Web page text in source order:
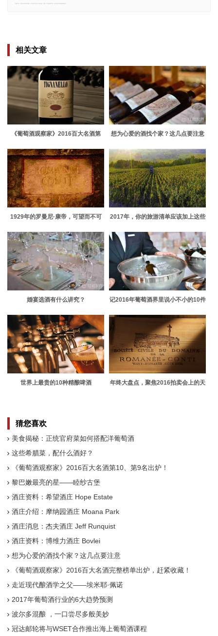
相关文章
《葡萄酒观察家》2016百大名酒第
想为心爱的酒找个家？这几点要注意
1929年的罗曼尼·康帝，可望而不可
2017年，你的旅游清单应该加上这些
婚宴选酒有什么讲究？
记2016年葡萄酒界里说小不小的10件
世界上最贵的10种精酿啤酒
年终大盘点，聚焦2016拍卖会上的天
猜您喜欢
美食揭秘：正统官府菜如何搭配洋葡萄酒
这些希腊菜，配什么酒好？
《葡萄酒观察家》2016百大名酒第10、第9名出炉！
黎巴嫩最亮的星——睦纱古堡
酒庄资料：希望酒庄 Hope Estate
酒庄介绍：摩纳园酒庄 Moana Park
酒庄消息：杰夫酒庄 Jeff Runquist
酒庄资料：博维力酒庄 Bovlei
想为心爱的酒找个家？这几点要注意
《葡萄酒观察家》2016百大名酒完整榜单出炉，赶紧收藏！
走近现代酿酒学之父——埃米耶·佩诺
2017年葡萄酒行业的6大趋势预测
波尔多混酿 ，一口尝尽多般美妙
冠达邮轮将与WSET合作推出海上葡萄酒课程